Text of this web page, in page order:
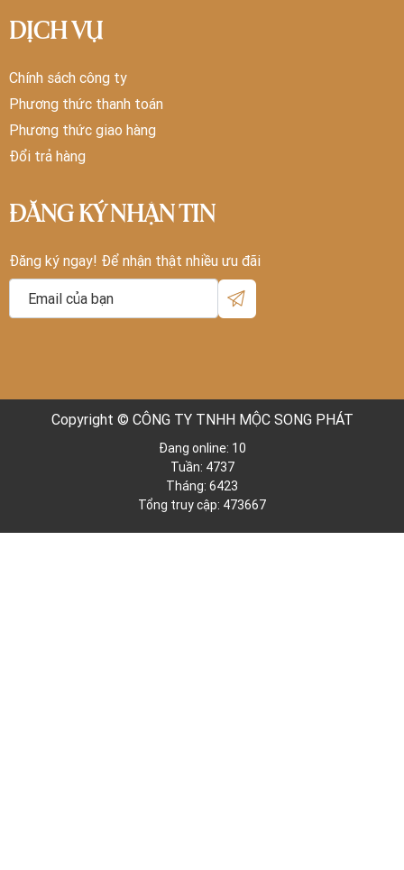
DỊCH VỤ
Chính sách công ty
Phương thức thanh toán
Phương thức giao hàng
Đổi trả hàng
ĐĂNG KÝ NHẬN TIN
Đăng ký ngay! Để nhận thật nhiều ưu đãi
Copyright © CÔNG TY TNHH MỘC SONG PHÁT
Đang online: 10
Tuần: 4737
Tháng: 6423
Tổng truy cập: 473667